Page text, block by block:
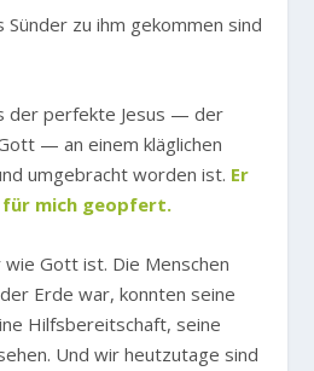
Sünder zu ihm gekommen sind
der perfekte Jesus — der
— an einem kläglichen
umgebracht worden ist. Er
für mich geopfert.
wie Gott ist. Die Menschen
Erde war, konnten seine
Hilfsbereitschaft, seine
Und wir heutzutage sind